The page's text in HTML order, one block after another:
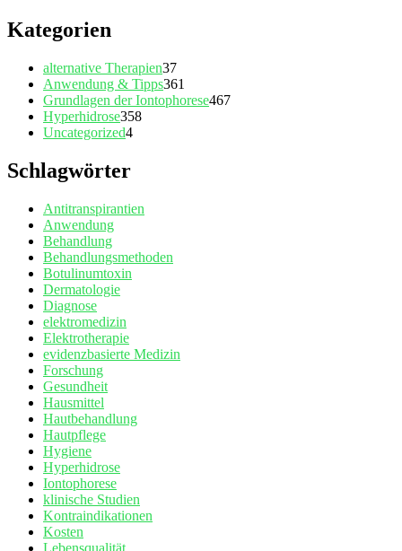
Kategorien
alternative Therapien37
Anwendung & Tipps361
Grundlagen der Iontophorese467
Hyperhidrose358
Uncategorized4
Schlagwörter
Antitranspirantien
Anwendung
Behandlung
Behandlungsmethoden
Botulinumtoxin
Dermatologie
Diagnose
elektromedizin
Elektrotherapie
evidenzbasierte Medizin
Forschung
Gesundheit
Hausmittel
Hautbehandlung
Hautpflege
Hygiene
Hyperhidrose
Iontophorese
klinische Studien
Kontraindikationen
Kosten
Lebensqualität